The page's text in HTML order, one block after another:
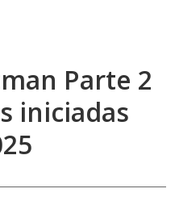
Parte 2
iniciadas